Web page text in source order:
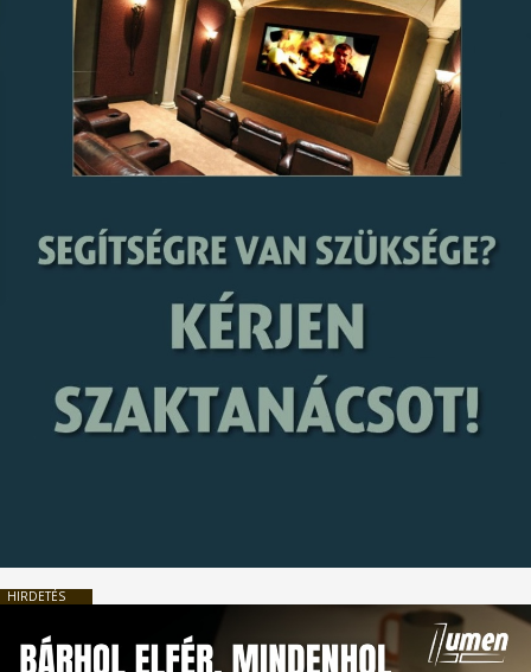
HIRDETÉS